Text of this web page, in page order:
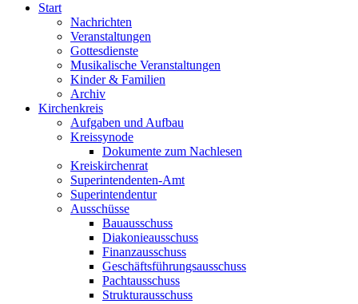
Start
Nachrichten
Veranstaltungen
Gottesdienste
Musikalische Veranstaltungen
Kinder & Familien
Archiv
Kirchenkreis
Aufgaben und Aufbau
Kreissynode
Dokumente zum Nachlesen
Kreiskirchenrat
Superintendenten-Amt
Superintendentur
Ausschüsse
Bauausschuss
Diakonieausschuss
Finanzausschuss
Geschäftsführungsausschuss
Pachtausschuss
Strukturausschuss